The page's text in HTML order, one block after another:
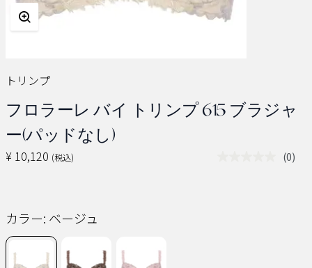
トリンプ
フロラーレ バイ トリンプ 615 ブラジャ
ー(パッドなし)
¥ 10,120 (税込) 評
(0)
カラー: ベージュ